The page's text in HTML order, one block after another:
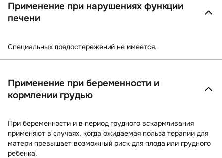
Применение при нарушениях функции
печени
Специальных предостережений не имеется.
Применение при беременности и
кормлении грудью
При беременности и в период грудного вскармливания
применяют в случаях, когда ожидаемая польза терапии для
матери превышает возможный риск для плода или грудного
ребенка.